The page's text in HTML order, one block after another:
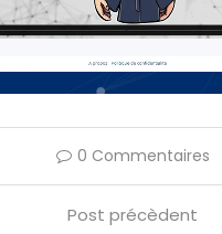
0 Commentaires
Post précèdent